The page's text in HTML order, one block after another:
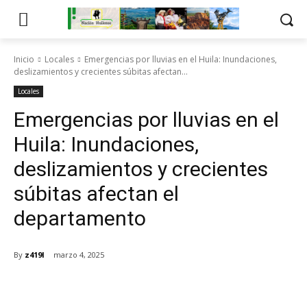
Inicio Locales
Emergencias por lluvias en el Huila: Inundaciones,
deslizamientos y crecientes súbitas afectan...
Locales
Emergencias por lluvias en el
Huila: Inundaciones,
deslizamientos y crecientes
súbitas afectan el
departamento
By z419l marzo 4, 2025